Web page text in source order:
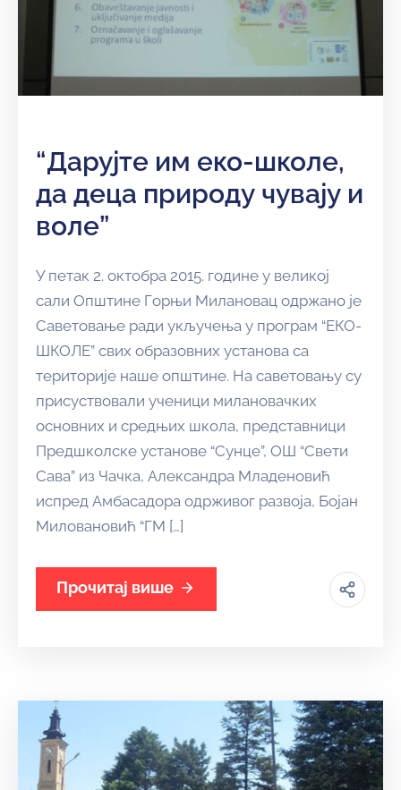
“Дарујте им еко-школе,
да деца природу чувају и
воле”
У петак 2. октобра 2015. године у великој
сали Општине Горњи Милановац одржано је
Саветовање ради укључења у програм “ЕКО-
ШКОЛЕ” свих образовних установа са
територије наше општине. На саветовању су
присуствовали ученици милановачких
основних и средњих школа, представници
Предшколске установе “Сунце”, ОШ “Свети
Сава” из Чачка, Александра Младеновић
испред Амбасадора одрживог развоја, Бојан
Миловановић “ГМ […]
Прочитај више